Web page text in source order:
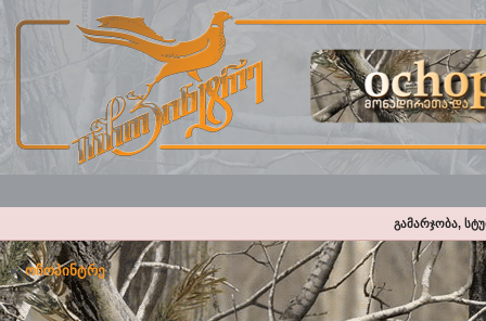
გამარჯობა,
ოჩოპინტრე